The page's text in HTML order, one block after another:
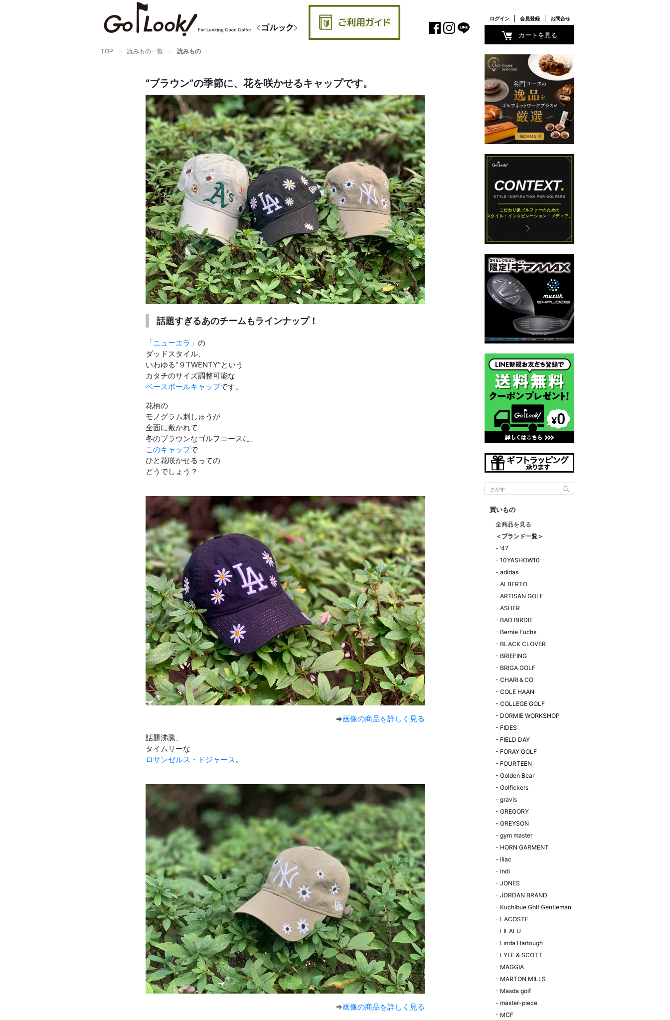
TOP 読みもの一覧 読みもの
“ブラウン”の季節に、花を咲かせるキャップです。
話題すぎるあのチームもラインナップ！
「ニューエラ」 の
ダッドスタイル、
いわゆる“９TWENTY”という
カタチのサイズ調整可能な
ベースボールキャップです。
花柄の
モノグラム刺しゅうが
全面に敷かれて
冬のブラウンなゴルフコースに、
このキャップで
ひと花咲かせるっての
どうでしょう？
⇒画像の商品を詳しく見る
話題沸騰、
タイムリーな
ロサンゼルス・ドジャース。
⇒画像の商品を詳しく見る
ログイン 会員登録 お問合せ
カートを見る
買いもの
全商品を見る
＜ブランド一覧＞
- '47
- 10YASHOW10
- adidas
- ALBERTO
- ARTISAN GOLF
- ASHER
- BAD BIRDIE
- Bernie Fuchs
- BLACK CLOVER
- BRIEFING
- BRIGA GOLF
- CHARI＆CO
- COLE HAAN
- COLLEGE GOLF
- DORMIE WORKSHOP
- FIDES
- FIELD DAY
- FORAY GOLF
- FOURTEEN
- Golden Bear
- Golfickers
- gravis
- GREGORY
- GREYSON
- gym master
- HORN GARMENT
- iliac
- Indi
- JONES
- JORDAN BRAND
- Kuchibue Golf Gentleman
- LACOSTE
- LILALU
- Linda Hartough
- LYLE & SCOTT
- MAGGIA
- MARTON MILLS
- Masda golf
- master-piece
- MCF
×
GO/LOOK! からのお知らせ
まだご登録でない方はぜひ！
店長ジャック厳選の新作商品情報をいち早くお届
編集部セレクトのスタイル提案・お得情報（ダイ
カートに残っている商品のお知らせ（買い忘れ通
いつでもメール内のリンクから配信停止できます